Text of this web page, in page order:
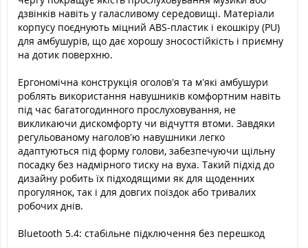
дзвінків навіть у галасливому середовищі. Матеріали
корпусу поєднують міцний ABS-пластик і екошкіру (PU)
для амбушурів, що дає хорошу зносостійкість і приємну
на дотик поверхню.
Ергономічна конструкція оголов’я та м’які амбушури
роблять використання навушників комфортним навіть
під час багатогодинного прослуховування, не
викликаючи дискомфорту чи відчуття втоми. Завдяки
регульованому наголов’ю навушники легко
адаптуються під форму голови, забезпечуючи щільну
посадку без надмірного тиску на вуха. Такий підхід до
дизайну робить їх підходящими як для щоденних
прогулянок, так і для довгих поїздок або тривалих
робочих днів.
Bluetooth 5.4: стабільне підключення без перешкод